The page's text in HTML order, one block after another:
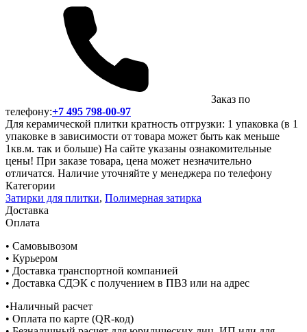
Заказ по
телефону:+7 495 798-00-97
Для керамической плитки кратность отгрузки: 1 упаковка (в 1
упаковке в зависимости от товара может быть как меньше
1кв.м. так и больше) На сайте указаны ознакомительные
цены! При заказе товара, цена может незначительно
отличатся. Наличие уточняйте у менеджера по телефону
Категории
Затирки для плитки, Полимерная затирка
Доставка
Оплата
• Самовывозом
• Курьером
• Доставка транспортной компанией
• Доставка СДЭК с получением в ПВЗ или на адрес
•Наличный расчет
• Оплата по карте (QR-код)